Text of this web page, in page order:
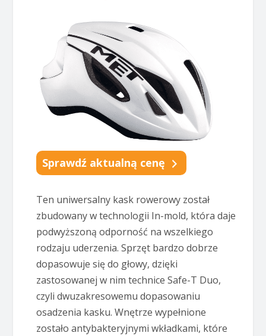
Sprawdź aktualną cenę
Ten uniwersalny kask rowerowy został
zbudowany w technologii In-mold, która daje
podwyższoną odporność na wszelkiego
rodzaju uderzenia. Sprzęt bardzo dobrze
dopasowuje się do głowy, dzięki
zastosowanej w nim technice Safe-T Duo,
czyli dwuzakresowemu dopasowaniu
osadzenia kasku. Wnętrze wypełnione
zostało antybakteryjnymi wkładkami, które